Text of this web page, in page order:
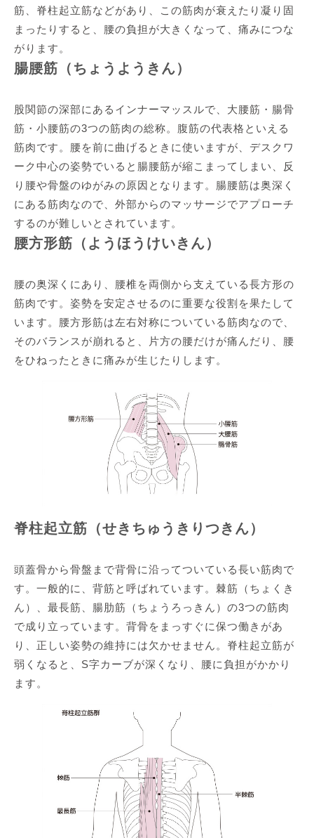
筋、脊柱起立筋などがあり、この筋肉が衰えたり凝り固
まったりすると、腰の負担が大きくなって、痛みにつな
がります。
腸腰筋（ちょうようきん）
股関節の深部にあるインナーマッスルで、大腰筋・腸骨
筋・小腰筋の3つの筋肉の総称。腹筋の代表格といえる
筋肉です。腰を前に曲げるときに使いますが、デスクワ
ーク中心の姿勢でいると腸腰筋が縮こまってしまい、反
り腰や骨盤のゆがみの原因となります。腸腰筋は奥深く
にある筋肉なので、外部からのマッサージでアプローチ
するのが難しいとされています。
腰方形筋（ようほうけいきん）
腰の奥深くにあり、腰椎を両側から支えている長方形の
筋肉です。姿勢を安定させるのに重要な役割を果たして
います。腰方形筋は左右対称についている筋肉なので、
そのバランスが崩れると、片方の腰だけが痛んだり、腰
をひねったときに痛みが生じたりします。
脊柱起立筋（せきちゅうきりつきん）
頭蓋骨から骨盤まで背骨に沿ってついている長い筋肉で
す。一般的に、背筋と呼ばれています。棘筋（ちょくき
ん）、最長筋、腸肋筋（ちょうろっきん）の3つの筋肉
で成り立っています。背骨をまっすぐに保つ働きがあ
り、正しい姿勢の維持には欠かせません。脊柱起立筋が
弱くなると、S字カーブが深くなり、腰に負担がかかり
ます。